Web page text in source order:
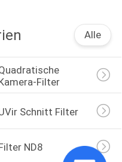
Alle
Filter
Schnitt Filter
ND8